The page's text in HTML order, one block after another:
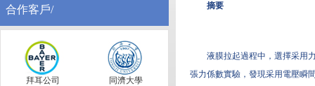
合作客戶/
拜耳公司 同濟大學
摘要
液膜拉起過程中，選擇采用
張力係數實驗，發現采用電壓瞬